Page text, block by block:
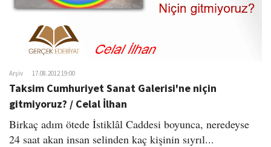
Arşiv 17.08.2012 19:00
Taksim Cumhuriyet Sanat Galerisi'ne niçin
gitmiyoruz? / Celal İlhan
Birkaç adım ötede İstiklâl Caddesi boyunca, neredeyse
24 saat akan insan selinden kaç kişinin sıyrıl...